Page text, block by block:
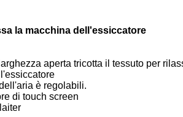
la macchina dell'essiccatore
aperta tricotta il tessuto per
è regolabili.
di touch screen